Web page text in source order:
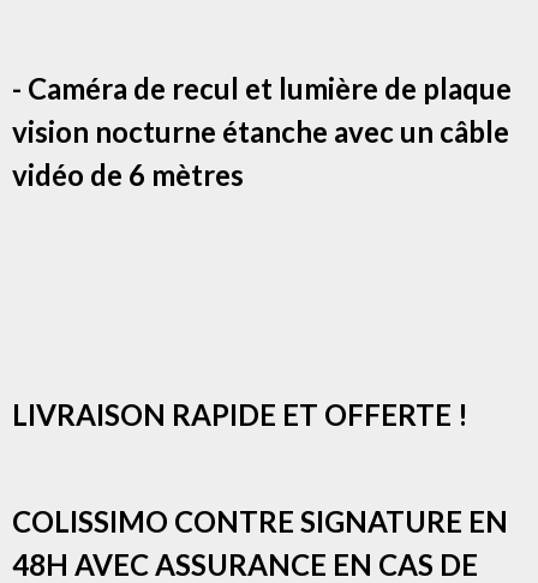
- Caméra de recul et lumière de plaque
vision nocturne étanche avec un câble
vidéo de 6 mètres
LIVRAISON RAPIDE ET OFFERTE !
COLISSIMO CONTRE SIGNATURE EN
48H AVEC ASSURANCE EN CAS DE